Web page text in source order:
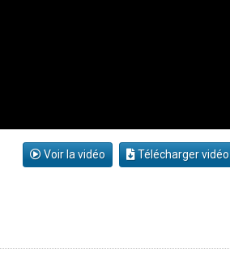
Voir la vidéo Télécharger vidéo